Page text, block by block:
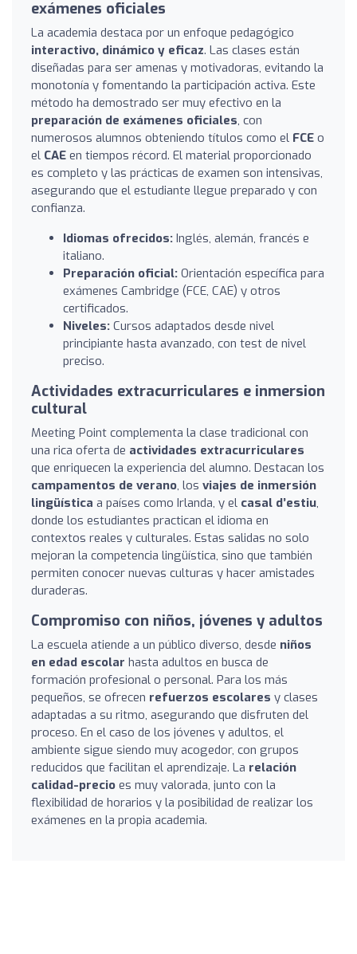
exámenes oficiales
La academia destaca por un enfoque pedagógico
interactivo, dinámico y eficaz. Las clases están
diseñadas para ser amenas y motivadoras, evitando la
monotonía y fomentando la participación activa. Este
método ha demostrado ser muy efectivo en la
preparación de exámenes oficiales, con
numerosos alumnos obteniendo títulos como el FCE o
el CAE en tiempos récord. El material proporcionado
es completo y las prácticas de examen son intensivas,
asegurando que el estudiante llegue preparado y con
confianza.
Idiomas ofrecidos: Inglés, alemán, francés e
italiano.
Preparación oficial: Orientación específica para
exámenes Cambridge (FCE, CAE) y otros
certificados.
Niveles: Cursos adaptados desde nivel
principiante hasta avanzado, con test de nivel
preciso.
Actividades extracurriculares e inmersion
cultural
Meeting Point complementa la clase tradicional con
una rica oferta de actividades extracurriculares
que enriquecen la experiencia del alumno. Destacan los
campamentos de verano, los viajes de inmersión
lingüística a países como Irlanda, y el casal d’estiu,
donde los estudiantes practican el idioma en
contextos reales y culturales. Estas salidas no solo
mejoran la competencia lingüística, sino que también
permiten conocer nuevas culturas y hacer amistades
duraderas.
Compromiso con niños, jóvenes y adultos
La escuela atiende a un público diverso, desde niños
en edad escolar hasta adultos en busca de
formación profesional o personal. Para los más
pequeños, se ofrecen refuerzos escolares y clases
adaptadas a su ritmo, asegurando que disfruten del
proceso. En el caso de los jóvenes y adultos, el
ambiente sigue siendo muy acogedor, con grupos
reducidos que facilitan el aprendizaje. La relación
calidad-precio es muy valorada, junto con la
flexibilidad de horarios y la posibilidad de realizar los
exámenes en la propia academia.